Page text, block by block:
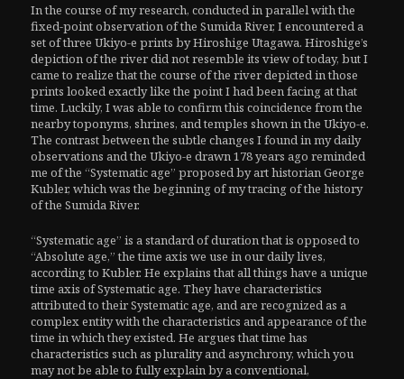
In the course of my research, conducted in parallel with the
fixed-point observation of the Sumida River, I encountered a
set of three Ukiyo-e prints by Hiroshige Utagawa. Hiroshige’s
depiction of the river did not resemble its view of today, but I
came to realize that the course of the river depicted in those
prints looked exactly like the point I had been facing at that
time. Luckily, I was able to confirm this coincidence from the
nearby toponyms, shrines, and temples shown in the Ukiyo-e.
The contrast between the subtle changes I found in my daily
observations and the Ukiyo-e drawn 178 years ago reminded
me of the “Systematic age” proposed by art historian George
Kubler, which was the beginning of my tracing of the history
of the Sumida River.
“Systematic age” is a standard of duration that is opposed to
“Absolute age,” the time axis we use in our daily lives,
according to Kubler. He explains that all things have a unique
time axis of Systematic age. They have characteristics
attributed to their Systematic age, and are recognized as a
complex entity with the characteristics and appearance of the
time in which they existed. He argues that time has
characteristics such as plurality and asynchrony, which you
may not be able to fully explain by a conventional,